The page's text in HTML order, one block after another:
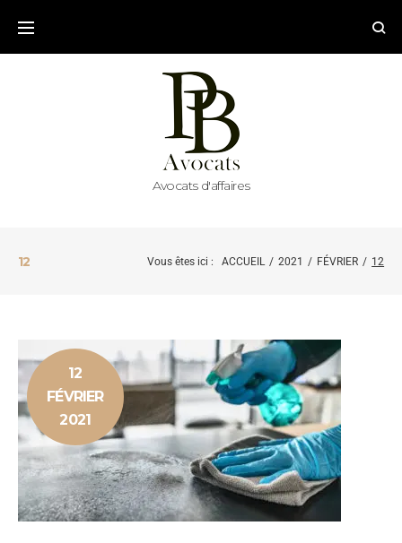
Avocats d'affaires
12 Vous êtes ici : ACCUEIL / 2021 / FÉVRIER / 12
12
FÉVRIER
2021